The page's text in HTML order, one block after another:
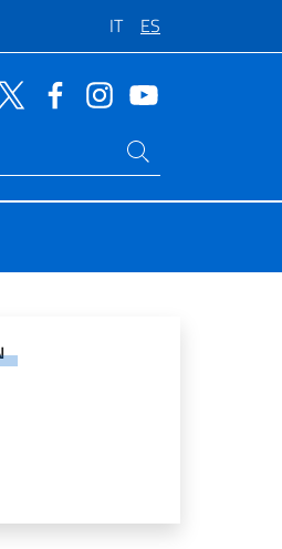
IT ES
live